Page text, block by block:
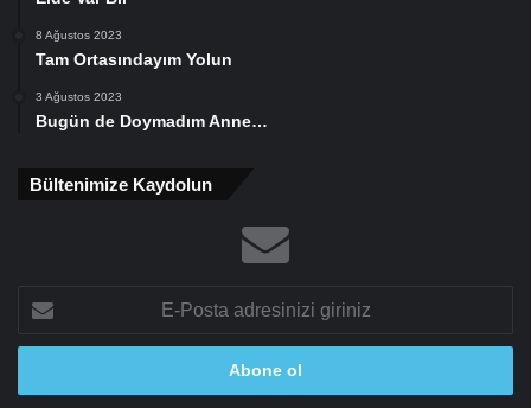
8 Ağustos 2023
Tam Ortasındayım Yolun
3 Ağustos 2023
Bugün de Doymadım Anne…
Bültenimize Kaydolun
Posta
adresinizi